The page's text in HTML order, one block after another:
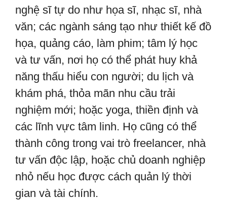
nghệ sĩ tự do như họa sĩ, nhạc sĩ, nhà
văn; các ngành sáng tạo như thiết kế đồ
họa, quảng cáo, làm phim; tâm lý học
và tư vấn, nơi họ có thể phát huy khả
năng thấu hiểu con người; du lịch và
khám phá, thỏa mãn nhu cầu trải
nghiệm mới; hoặc yoga, thiền định và
các lĩnh vực tâm linh. Họ cũng có thể
thành công trong vai trò freelancer, nhà
tư vấn độc lập, hoặc chủ doanh nghiệp
nhỏ nếu học được cách quản lý thời
gian và tài chính.